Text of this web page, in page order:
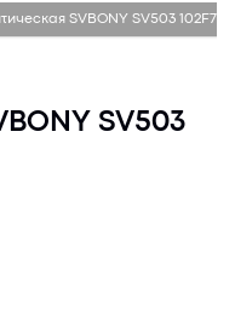
SVBONY SV503 102F7
SV503